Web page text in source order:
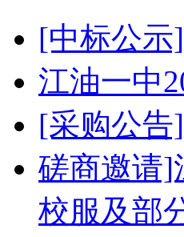
[中标公示
江油一中
[采购公告
磋商邀请]
校服及部